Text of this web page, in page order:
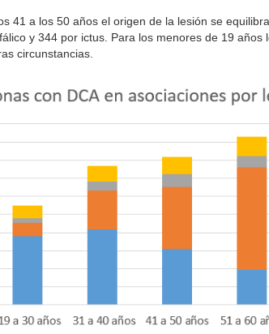
41 a los 50 años el origen de la lesión se
y 344 por ictus. Para los menores de 19 años
circunstancias.